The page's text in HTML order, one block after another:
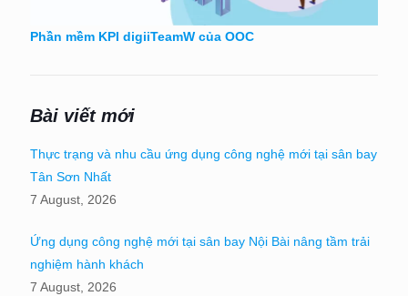
Phần mềm KPI digiiTeamW của OOC
Bài viết mới
Thực trạng và nhu cầu ứng dụng công nghệ mới tại sân bay
Tân Sơn Nhất
7 August, 2026
Ứng dụng công nghệ mới tại sân bay Nội Bài nâng tầm trải
nghiệm hành khách
7 August, 2026